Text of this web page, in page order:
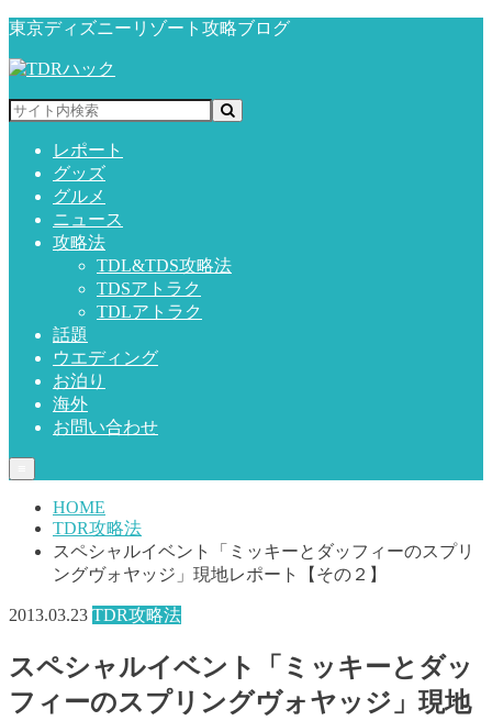
東京ディズニーリゾート攻略ブログ
レポート
グッズ
グルメ
ニュース
攻略法
TDL&TDS攻略法
TDSアトラク
TDLアトラク
話題
ウエディング
お泊り
海外
お問い合わせ
HOME
TDR攻略法
スペシャルイベント「ミッキーとダッフィーのスプリ
ングヴォヤッジ」現地レポート【その２】
2013.03.23 TDR攻略法
スペシャルイベント「ミッキーとダッ
フィーのスプリングヴォヤッジ」現地